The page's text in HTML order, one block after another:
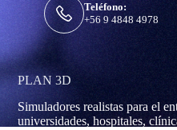
Teléfono:
+56 9 4848 4978
PLAN 3D
Simuladores realistas para el
universidades, hospitales,